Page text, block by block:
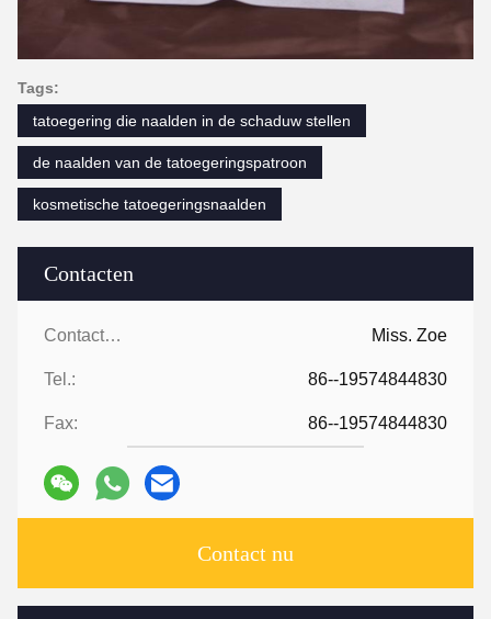
Contacten
Contacten: Miss. Zoe
Tel.: 86--19574844830
Fax: 86--19574844830
Contact nu
Tags:
tatoegering die naalden in de schaduw stellen
de naalden van de tatoegeringspatroon
kosmetische tatoegeringsnaalden